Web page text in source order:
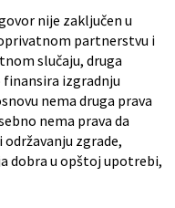
nije zaključen u
partnerstvu i
slučaju, druga
izgradnju
nema druga prava
nema prava da
zgrade,
dobra u opštoj upotrebi,